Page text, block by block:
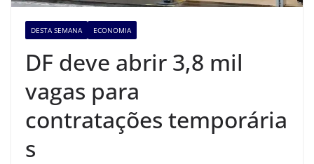
DESTA SEMANA ECONOMIA
DF deve abrir 3,8 mil
vagas para
contratações temporária
s